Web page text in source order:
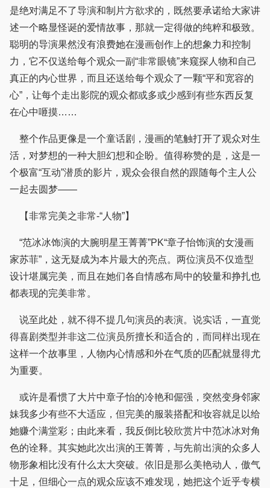
是绝对满足不了导演和制片方欲求的，既然要承诺给大家讲
述一个略显怪诞的爱情故事，那就一定得做的纯粹和极致。
聪明的导演果然没有浪费她在漫画创作上的想象力和控制
力，它不仅送给每个观众一副“非常眼镜”来窥探人物和自己
真正的内心世界，而且还送给每个观众了一颗“平和宽容的
心”，让每个走出影院的观众都或多或少感到有些东西反复
在心中咂摸……
整个作品更像是一个童话剧，漫画的笔触打开了观众对生
活，对梦想的一种大胆幻想和企盼。值得称赞的是，这是一
个极富“互动”潜质的影片，观众会很自然的跟随每个主人公
一起去圆梦——
【非常完美之非常-“人物”】
“范冰冰饰演的大腕明星王菁菁”PK“章子怡饰演的女漫画
家苏菲”，这无疑成为本片最大的亮点。两位演员不仅造型
设计堪属完美，而且在她们各自情感布局中的较量和挣扎也
都表现的完美非常。
说至此处，就不得不提几句演员的表演。说实话，一直觉
得喜剧类型并非这二位演员所擅长和适合的，而同样出现在
这样一个故事里，人物内心情感和外在气质的匹配就显得尤
为重要。
或许是看惯了大片中章子怡的冷艳和倔强，突然变身邻家
妹我多少有些不大适应，但完美的服装搭配和妆容就足以给
她赚个满堂彩；由此来看，我反倒比较欣赏片中范冰冰对角
色的诠释。其实她此次出演的王菁菁，与先前出演的众多人
物形象相比没有什么太大突破。依旧是那么美艳动人，傲气
十足，但细心一点的观众应该不难发现，她把这个近乎专横